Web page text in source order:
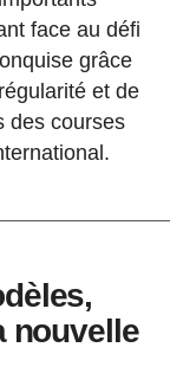
face au défi
grâce
et de
des courses
nouvelle